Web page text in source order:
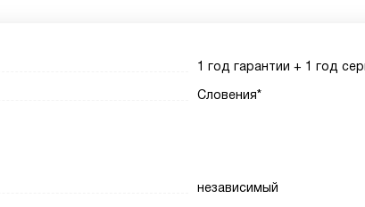
1 год гарантии + 1 год
Словения*
независимый